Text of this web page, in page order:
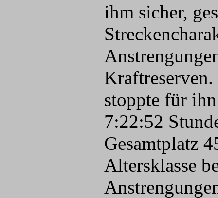
ihm sicher,
stoppte für ihn
7:22:52
Gesamtplatz
Altersklasse